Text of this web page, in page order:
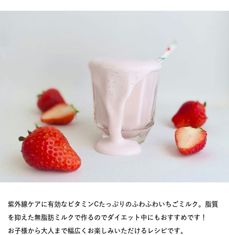
紫外線ケアに有効なビタミンCたっぷりのふわふわいちごミルク。脂質
を抑えた無脂肪ミルクで作るのでダイエット中にもおすすめです！
お子様から大人まで幅広くお楽しみいただけるレシピです。